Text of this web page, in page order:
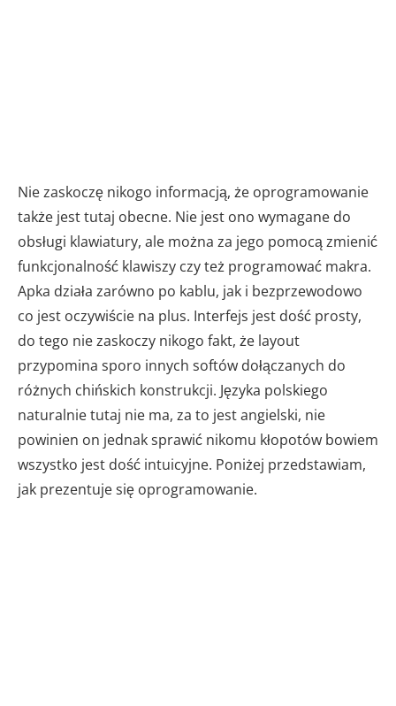
Nie zaskoczę nikogo informacją, że oprogramowanie
także jest tutaj obecne. Nie jest ono wymagane do
obsługi klawiatury, ale można za jego pomocą zmienić
funkcjonalność klawiszy czy też programować makra.
Apka działa zarówno po kablu, jak i bezprzewodowo
co jest oczywiście na plus. Interfejs jest dość prosty,
do tego nie zaskoczy nikogo fakt, że layout
przypomina sporo innych softów dołączanych do
różnych chińskich konstrukcji. Języka polskiego
naturalnie tutaj nie ma, za to jest angielski, nie
powinien on jednak sprawić nikomu kłopotów bowiem
wszystko jest dość intuicyjne. Poniżej przedstawiam,
jak prezentuje się oprogramowanie.